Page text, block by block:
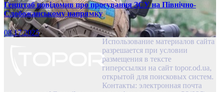
Генштаб повідомив про просування ЗСУ на Північно-
Слобожанському напрямку
08.17.2025
Использование материалов сайта
разрешается при условии
размещения в тексте
гиперссылки на сайт topor.od.ua,
открытой для поисковых систем.
Контакты: электронная почта